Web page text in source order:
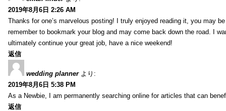
2019年8月6日 2:26 AM
Thanks for one’s marvelous posting! I truly enjoyed reading it, you may
remember to bookmark your blog and may come back down the road. I
ultimately continue your great job, have a nice weekend!
返信
wedding planner より:
2019年8月6日 5:38 PM
As a Newbie, I am permanently searching online for articles that can
返信